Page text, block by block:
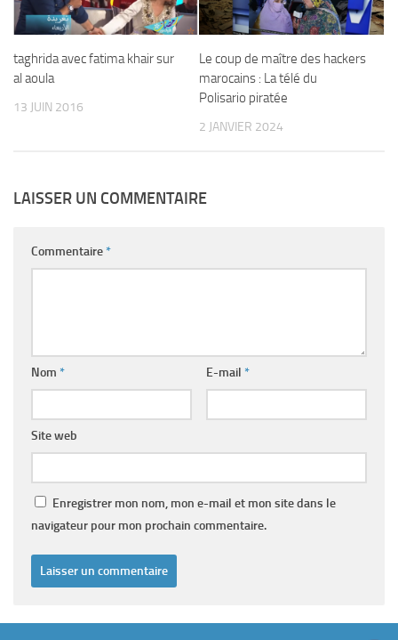
taghrida avec fatima khair sur
al aoula
13 JUIN 2016
Le coup de maître des hackers
marocains : La télé du
Polisario piratée
2 JANVIER 2024
LAISSER UN COMMENTAIRE
Commentaire*
Nom * E-mail *
Site web
Enregistrer mon nom, mon e-mail et mon site dans le
navigateur pour mon prochain commentaire.